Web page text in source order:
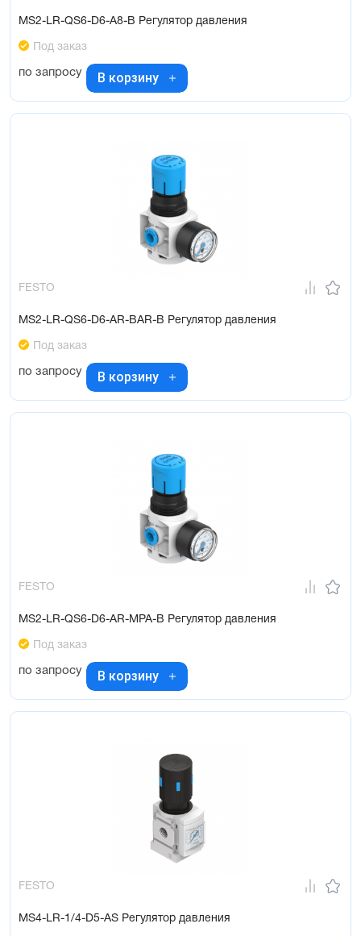
MS2-LR-QS6-D6-A8-B Регулятор давления
Под заказ
по запросу В корзину
FESTO
MS2-LR-QS6-D6-AR-BAR-B Регулятор давления
Под заказ
по запросу В корзину
FESTO
MS2-LR-QS6-D6-AR-MPA-B Регулятор давления
Под заказ
по запросу В корзину
FESTO
MS4-LR-1/4-D5-AS Регулятор давления